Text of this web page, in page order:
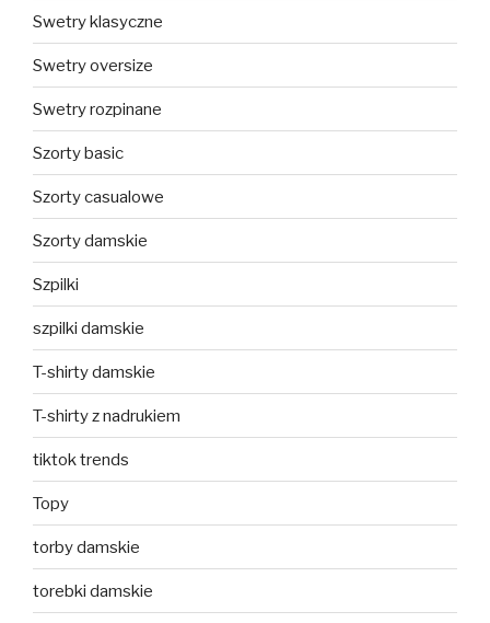
Swetry klasyczne
Swetry oversize
Swetry rozpinane
Szorty basic
Szorty casualowe
Szorty damskie
Szpilki
szpilki damskie
T-shirty damskie
T-shirty z nadrukiem
tiktok trends
Topy
torby damskie
torebki damskie